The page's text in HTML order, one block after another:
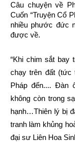
Câu chuyện về
Cuốn “Truyện Cổ
nhiều phước đức
được về.
“Khi chim sắt bay
chạy trên đất (tức
Pháp đến.... Đàn
không còn trong
hạnh…Thiên lý bị
tranh làm khủng
đại sư Liên Hoa